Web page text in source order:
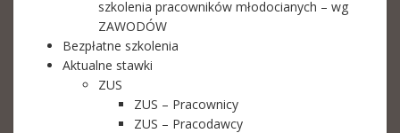
szkolenia pracowników młodocianych – wg
ZAWODÓW
Bezpłatne szkolenia
Aktualne stawki
ZUS
ZUS – Pracownicy
ZUS – Pracodawcy